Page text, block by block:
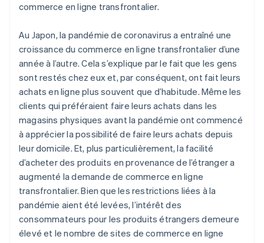
commerce en ligne transfrontalier.
Au Japon, la pandémie de coronavirus a entraîné une
croissance du commerce en ligne transfrontalier d’une
année à l’autre. Cela s’explique par le fait que les gens
sont restés chez eux et, par conséquent, ont fait leurs
achats en ligne plus souvent que d’habitude. Même les
clients qui préféraient faire leurs achats dans les
magasins physiques avant la pandémie ont commencé
à apprécier la possibilité de faire leurs achats depuis
leur domicile. Et, plus particulièrement, la facilité
d’acheter des produits en provenance de l’étranger a
augmenté la demande de commerce en ligne
transfrontalier. Bien que les restrictions liées à la
pandémie aient été levées, l’intérêt des
consommateurs pour les produits étrangers demeure
élevé et le nombre de sites de commerce en ligne